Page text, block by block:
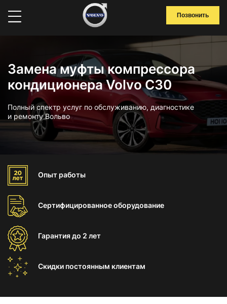
Позвонить
Замена муфты компрессора
кондиционера Volvo C30
Полный спектр услуг по обслуживанию, диагностике
и ремонту Вольво
Опыт работы
Сертифицированноеоборудование
Гарантиядо 2 лет
Скидки постоянным клиентам